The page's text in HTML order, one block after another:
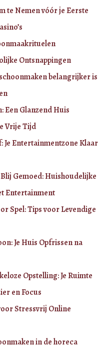
te Nemen vóór je Eerste
Ontsnappingen
belangrijker is
Een Glanzend Huis
Vrije Tijd
Entertainmentzone Klaar
Gemoed: Huishoudelijke
Entertainment
Spel: Tips voor Levendige
Je Huis Opfrissen na
Opstelling: Je Ruimte
en Focus
Stressvrij Online
in de horeca